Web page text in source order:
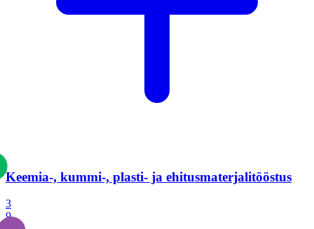
Keemia-, kummi-, plasti- ja ehitusmaterjalitööstus
3
9